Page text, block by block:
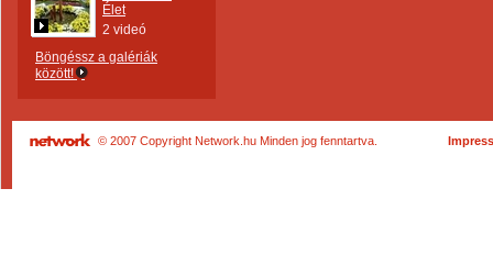
Élet
2 videó
Böngéssz a galériák
között!
© 2007 Copyright Network.hu Minden jog fenntartva.